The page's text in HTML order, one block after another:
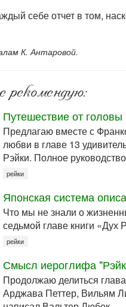
себе отчет в том,
К. Антаровой.
Путешествие от
Предлагаю вместе с
любви в главе 13
Рэйки. Полное
рейки
Японская система
Что мы не знали о
седьмой главе книги «Дух
рейки
Смысл иероглифа
Продолжаю делиться
Арджава Петтер, Вильям